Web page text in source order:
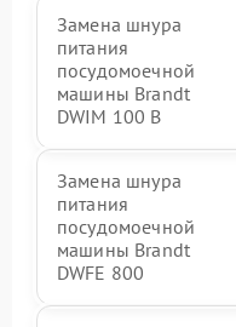
Замена шнура
питания
посудомоечной
машины Brandt
DWIM 100 B
Замена шнура
питания
посудомоечной
машины Brandt
DWFE 800